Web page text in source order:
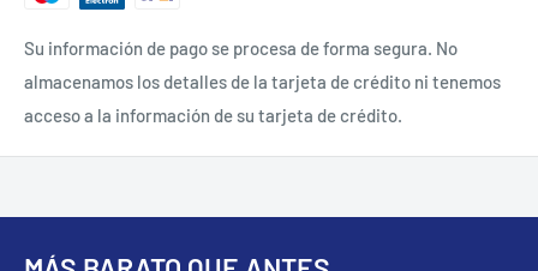
Su información de pago se procesa de forma segura. No
almacenamos los detalles de la tarjeta de crédito ni tenemos
acceso a la información de su tarjeta de crédito.